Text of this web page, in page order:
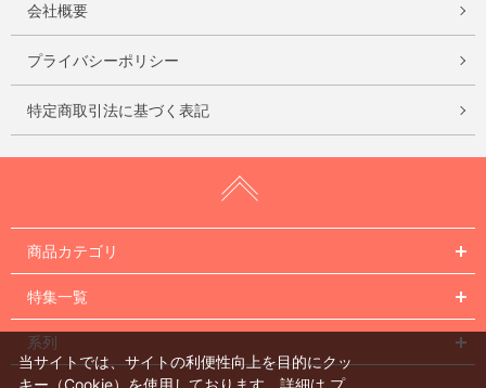
会社概要
プライバシーポリシー
特定商取引法に基づく表記
商品カテゴリ
特集一覧
系列
当サイトでは、サイトの利便性向上を目的にクッ